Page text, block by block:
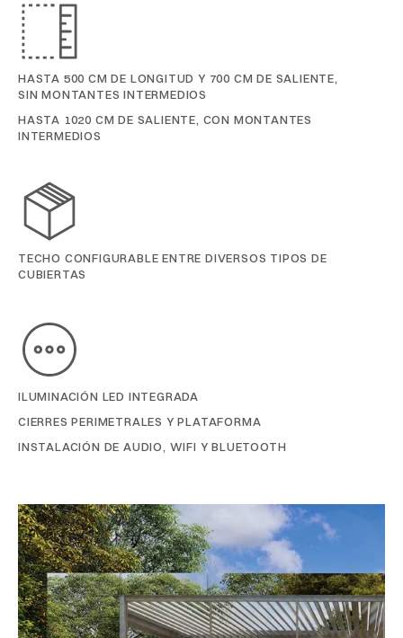
HASTA 500 CM DE LONGITUD Y 700 CM DE SALIENTE,
SIN MONTANTES INTERMEDIOS
HASTA 1020 CM DE SALIENTE, CON MONTANTES
INTERMEDIOS
TECHO CONFIGURABLE ENTRE DIVERSOS TIPOS DE
CUBIERTAS
ILUMINACIÓN LED INTEGRADA
CIERRES PERIMETRALES Y PLATAFORMA
INSTALACIÓN DE AUDIO, WIFI Y BLUETOOTH